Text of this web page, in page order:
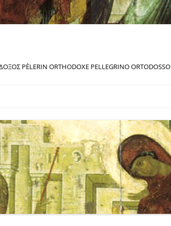
PÈLERIN ORTHODOXE PELLEGRINO ORTODOSSO